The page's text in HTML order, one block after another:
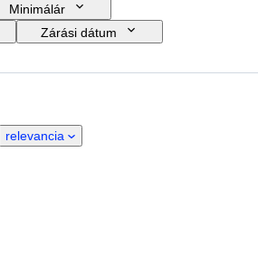
Minimálár
Zárási dátum
Finomság
Vágás
relevancia